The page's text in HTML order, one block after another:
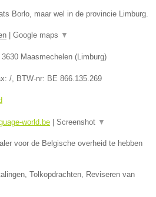
Borlo, maar wel in de provincie Limburg.
Google maps ▼
3630 Maasmechelen ( Limburg)
/ , BTW-nr: BE 866.135.269
world.be Screenshot ▼
voor de Belgische overheid te hebben
Tolkopdrachten, Reviseren van